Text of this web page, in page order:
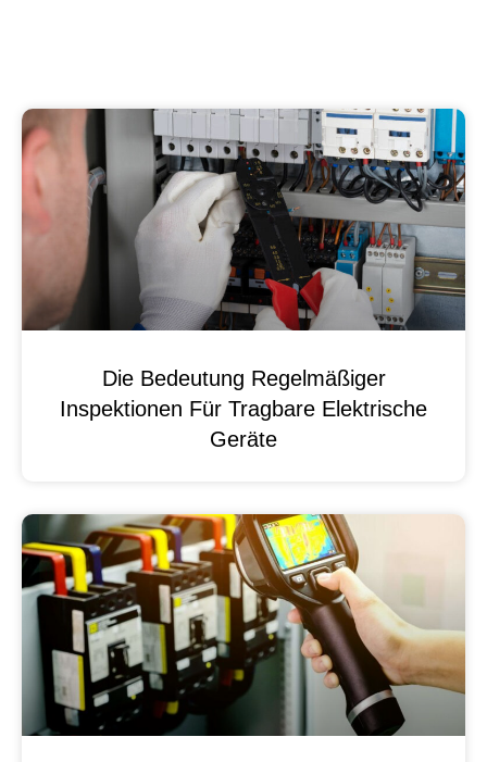
Die Bedeutung Regelmäßiger
Inspektionen Für Tragbare Elektrische
Geräte